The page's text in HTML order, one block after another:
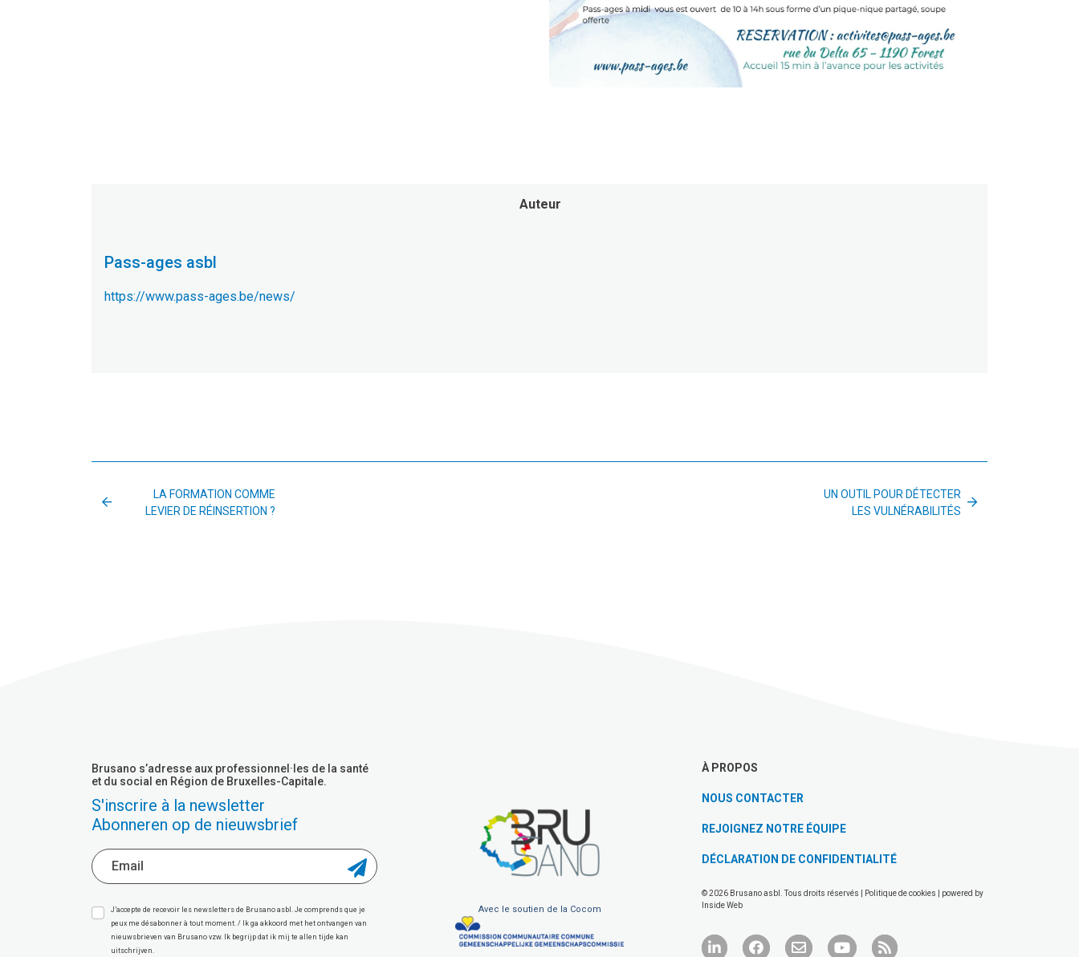
Auteur
Pass-ages asbl
https://www.pass-ages.be/news/
LA FORMATION COMME
LEVIER DE RÉINSERTION ?
UN OUTIL POUR DÉTECTER
LES VULNÉRABILITÉS
Brusano s’adresse aux professionnel·les de la santé
et du social en Région de Bruxelles-Capitale.
S'inscrire à la newsletter
Abonneren op de nieuwsbrief
J’accepte de recevoir les newsletters de Brusano asbl. Je comprends que je
peux me désabonner à tout moment. / Ik ga akkoord met het ontvangen van
nieuwsbrieven van Brusano vzw. Ik begrijp dat ik mij te allen tijde kan
uitschrijven.
Avec le soutien de la Cocom
À PROPOS
NOUS CONTACTER
REJOIGNEZ NOTRE ÉQUIPE
DÉCLARATION DE CONFIDENTIALITÉ
© 2026 Brusano asbl. Tous droits réservés | Politique de cookies
| powered by
Inside Web